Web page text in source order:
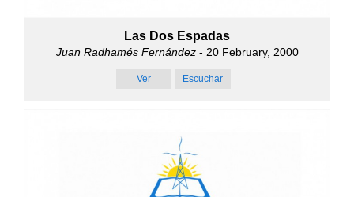
Las Dos Espadas
Juan Radhamés Fernández- 20 February, 2000
Ver Escuchar